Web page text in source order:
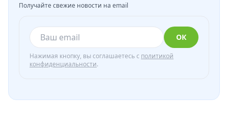
Получайте свежие новости на email
ОК
Нажимая кнопку, вы соглашаетесь с политикой
конфиденциальности.